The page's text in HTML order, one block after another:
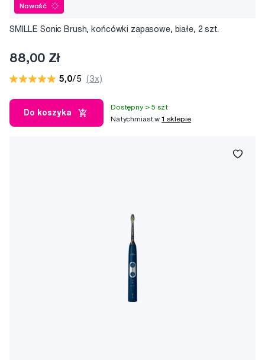
Nowość
SMILLE Sonic Brush, końcówki zapasowe, białe, 2 szt.
88,00 Zł
5,0/5 (3x)
Do koszyka
Dostępny > 5 szt
Natychmiast w1 sklepie